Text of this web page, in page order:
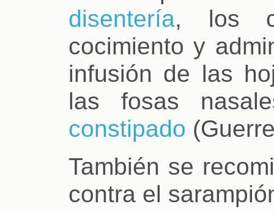
disentería, los
cocimiento y
infusión de las
las fosas
constipado
También se
contra el